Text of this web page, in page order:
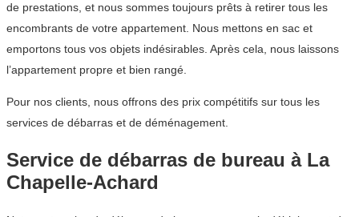
de prestations, et nous sommes toujours prêts à retirer tous les
encombrants de votre appartement. Nous mettons en sac et
emportons tous vos objets indésirables. Après cela, nous laissons
l’appartement propre et bien rangé.
Pour nos clients, nous offrons des prix compétitifs sur tous les
services de débarras et de déménagement.
Service de débarras de bureau à La
Chapelle-Achard